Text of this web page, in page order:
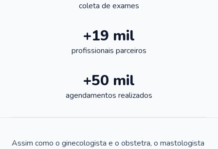
coleta de exames
+19 mil
profissionais parceiros
+50 mil
agendamentos realizados
Assim como o ginecologista e o obstetra, o mastologista